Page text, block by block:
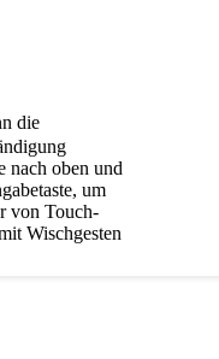
die
nach oben und
um
von Touch-
Wischgesten